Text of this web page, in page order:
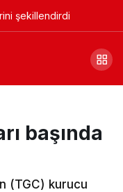
şekillendirdi
başında
(TGC) kurucu
bütçesinde